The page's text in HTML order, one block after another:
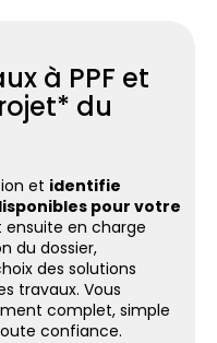
à PPF et
du
et identifie
pour votre
ensuite en charge
du dossier,
des solutions
travaux. Vous
complet, simple
confiance.